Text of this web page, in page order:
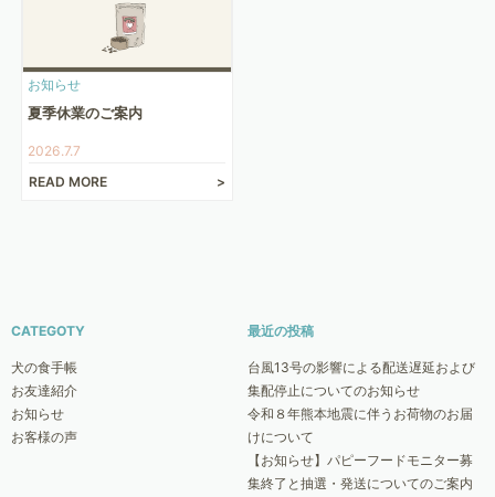
お知らせ
夏季休業のご案内
2026.7.7
READ MORE
CATEGOTY
犬の食手帳
お友達紹介
お知らせ
お客様の声
最近の投稿
台風13号の影響による配送遅延および
集配停止についてのお知らせ
令和８年熊本地震に伴うお荷物のお届
けについて
【お知らせ】パピーフードモニター募
集終了と抽選・発送についてのご案内